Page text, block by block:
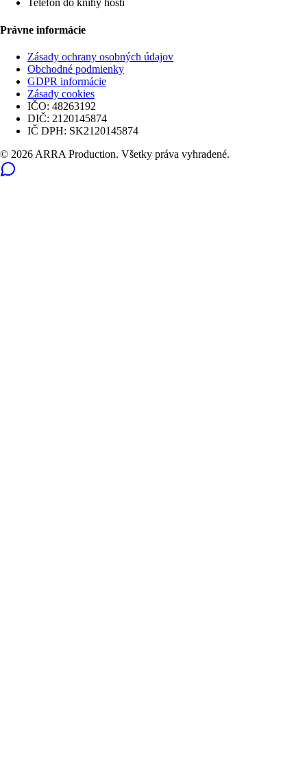
Telefón do knihy hostí
Právne informácie
Zásady ochrany osobných údajov
Obchodné podmienky
GDPR informácie
Zásady cookies
IČO: 48263192
DIČ: 2120145874
IČ DPH: SK2120145874
© 2026 ARRA Production. Všetky práva vyhradené.